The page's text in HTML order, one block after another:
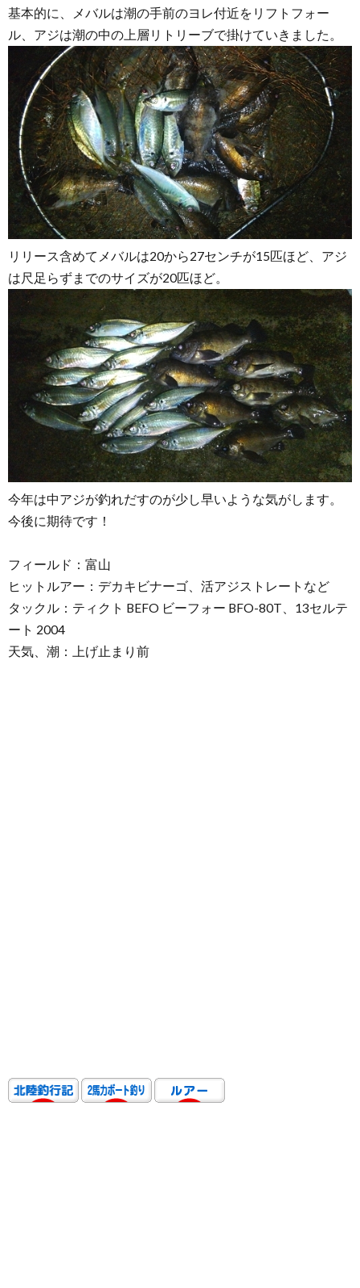
基本的に、メバルは潮の手前のヨレ付近をリフトフォー
ル、アジは潮の中の上層リトリーブで掛けていきました。
リリース含めてメバルは20から27センチが15匹ほど、アジ
は尺足らずまでのサイズが20匹ほど。
今年は中アジが釣れだすのが少し早いような気がします。
今後に期待です！
フィールド：富山
ヒットルアー：デカキビナーゴ、活アジストレートなど
タックル：ティクト BEFO ビーフォー BFO-80T、13セルテ
ート 2004
天気、潮：上げ止まり前